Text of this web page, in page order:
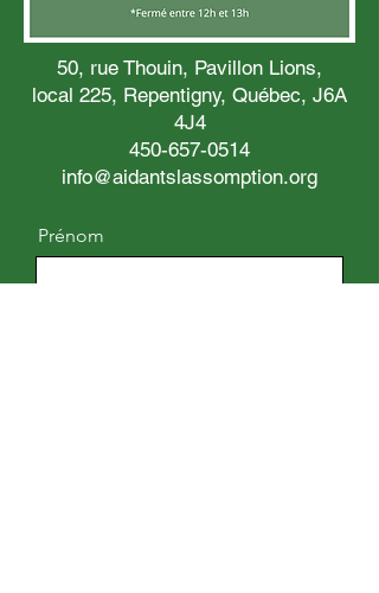
50, rue Thouin, Pavillon Lions,
local 225, Repentigny, Québec, J6A
4J4
450-657-0514
info@aidantslassomption.org
Prénom